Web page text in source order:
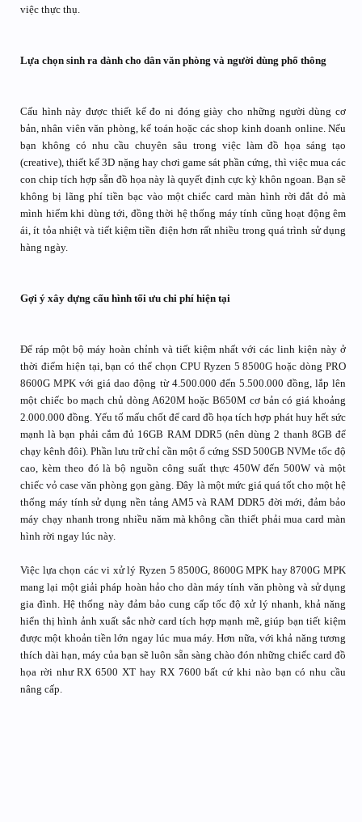
việc thực thụ.
Lựa chọn sinh ra dành cho dân văn phòng và người dùng phổ thông
Cấu hình này được thiết kế đo ni đóng giày cho những người dùng cơ
bản, nhân viên văn phòng, kế toán hoặc các shop kinh doanh online. Nếu
bạn không có nhu cầu chuyên sâu trong việc làm đồ họa sáng tạo
(creative), thiết kế 3D nặng hay chơi game sát phần cứng, thì việc mua các
con chip tích hợp sẵn đồ họa này là quyết định cực kỳ khôn ngoan. Bạn sẽ
không bị lãng phí tiền bạc vào một chiếc card màn hình rời đắt đỏ mà
mình hiếm khi dùng tới, đồng thời hệ thống máy tính cũng hoạt động êm
ái, ít tỏa nhiệt và tiết kiệm tiền điện hơn rất nhiều trong quá trình sử dụng
hàng ngày.
Gợi ý xây dựng cấu hình tối ưu chi phí hiện tại
Để ráp một bộ máy hoàn chỉnh và tiết kiệm nhất với các linh kiện này ở
thời điểm hiện tại, bạn có thể chọn CPU Ryzen 5 8500G hoặc dòng PRO
8600G MPK với giá dao động từ 4.500.000 đến 5.500.000 đồng, lắp lên
một chiếc bo mạch chủ dòng A620M hoặc B650M cơ bản có giá khoảng
2.000.000 đồng. Yếu tố mấu chốt để card đồ họa tích hợp phát huy hết sức
mạnh là bạn phải cắm đủ 16GB RAM DDR5 (nên dùng 2 thanh 8GB để
chạy kênh đôi). Phần lưu trữ chỉ cần một ổ cứng SSD 500GB NVMe tốc độ
cao, kèm theo đó là bộ nguồn công suất thực 450W đến 500W và một
chiếc vỏ case văn phòng gọn gàng. Đây là một mức giá quá tốt cho một hệ
thống máy tính sử dụng nền tảng AM5 và RAM DDR5 đời mới, đảm bảo
máy chạy nhanh trong nhiều năm mà không cần thiết phải mua card màn
hình rời ngay lúc này.
Việc lựa chọn các vi xử lý Ryzen 5 8500G, 8600G MPK hay 8700G MPK
mang lại một giải pháp hoàn hảo cho dàn máy tính văn phòng và sử dụng
gia đình. Hệ thống này đảm bảo cung cấp tốc độ xử lý nhanh, khả năng
hiển thị hình ảnh xuất sắc nhờ card tích hợp mạnh mẽ, giúp bạn tiết kiệm
được một khoản tiền lớn ngay lúc mua máy. Hơn nữa, với khả năng tương
thích dài hạn, máy của bạn sẽ luôn sẵn sàng chào đón những chiếc card đồ
họa rời như RX 6500 XT hay RX 7600 bất cứ khi nào bạn có nhu cầu
nâng cấp.